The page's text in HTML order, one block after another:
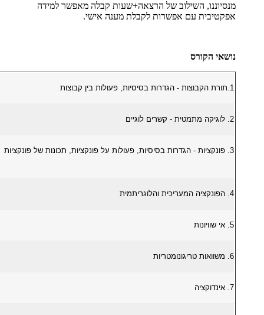
מנסיוננו, השילוב של הרצאה+שעות קבלה מאפשר למידה
אפקטיבית עם אפשרות לקבלת מענה אישי.
נושאי הקורס
1.תורת הקבוצות - הגדרות בסיסיות, פעולות בין קבוצות
2. לוגיקה מתמטית - קשרים לוגיים
3. פונקציות - הגדרות בסיסיות, פעולות על פונקציות, תכונות של
4. הפונקציה המעריכית והלוגריתמית
5. אי שוויונות
6. משוואות טריגונומטריות
7. אינדוקציה